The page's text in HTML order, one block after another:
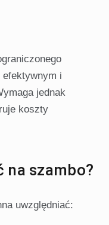
efektywnym i
jednak
koszty
na szambo?
uwzględniać: